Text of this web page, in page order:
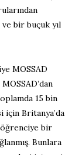
bir buçuk yıl
MOSSAD
15 bin
için Britanya’da
bir
Bunlara